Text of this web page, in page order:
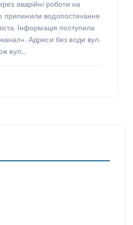
аварійні роботи на
припинили водопостачання
Інформація поступила
Адреси без води вул.
вул.…